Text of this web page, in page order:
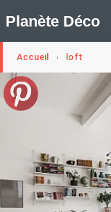
Planète Déco
🛍︎ Shop Planète
Design Suédois En
Idées Déco En 10
Maison En Ville
Accueil › loft